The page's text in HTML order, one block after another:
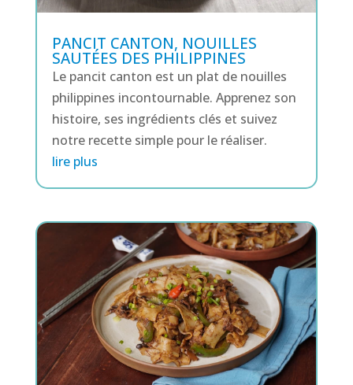
PANCIT CANTON, NOUILLES
SAUTÉES DES PHILIPPINES
Le pancit canton est un plat de nouilles
philippines incontournable. Apprenez son
histoire, ses ingrédients clés et suivez
notre recette simple pour le réaliser.
lire plus